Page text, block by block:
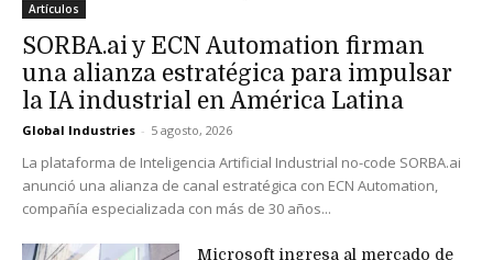
Artículos
SORBA.ai y ECN Automation firman
una alianza estratégica para impulsar
la IA industrial en América Latina
Global Industries - 5 agosto, 2026
La plataforma de Inteligencia Artificial Industrial no-code SORBA.ai
anunció una alianza de canal estratégica con ECN Automation,
compañía especializada con más de 30 años...
Microsoft ingresa al mercado de